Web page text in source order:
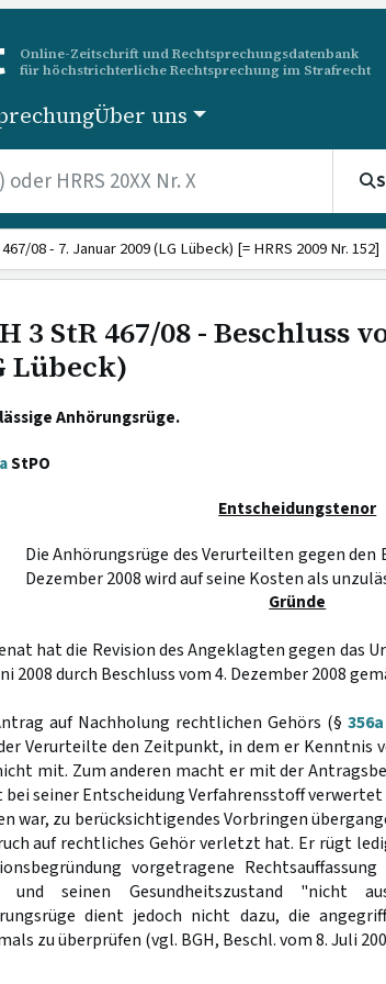
Online-Zeitschrift und Rechtsprechungsdatenbank
für höchstrichterliche Rechtsprechung im Strafrecht
Über uns
08 - 7. Januar 2009 (LG Lübeck) [= HRRS 2009 Nr. 152]
3 StR 467/08 - Beschluss
Lübeck)
Anhörungsrüge.
StPO
Entscheidungstenor
Die Anhörungsrüge des Verurteilten gegen den
Dezember 2008 wird auf seine Kosten als
Gründe
hat die Revision des Angeklagten gegen das
2008 durch Beschluss vom 4. Dezember 2008
auf Nachholung rechtlichen Gehörs (§356a
Verurteilte den Zeitpunkt, in dem er Kenntnis
mit. Zum anderen macht er mit der
bei seiner Entscheidung Verfahrensstoff
war, zu berücksichtigendes Vorbringen
auf rechtliches Gehör verletzt hat. Er rügt
vorgetragene
und seinen Gesundheitszustand "nicht
dient jedoch nicht dazu, die
zu überprüfen (vgl. BGH, Beschl. vom 8. Juli